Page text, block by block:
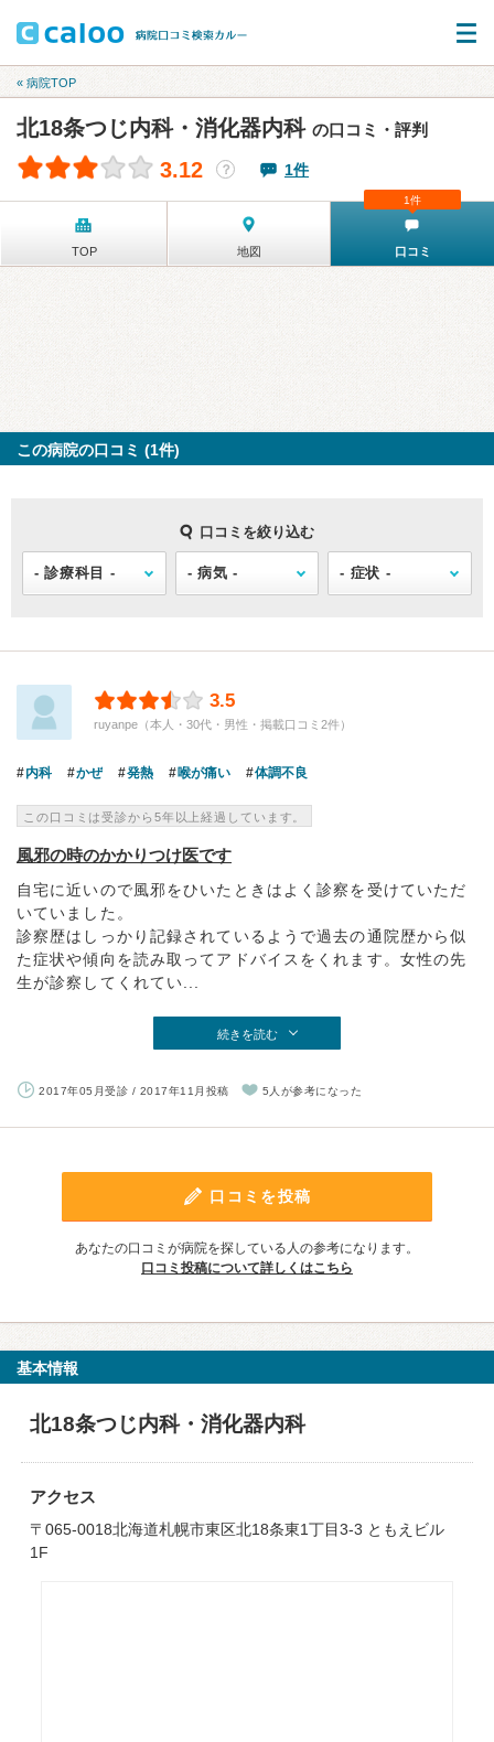
« 病院TOP
北18条つじ内科・消化器内科 の口コミ・評判
3.12 ？ 1件
TOP 地図 口コミ
1件
この病院の口コミ (1件)
口コミを絞り込む
3.5
ruyanpe（本人・30代・男性・掲載口コミ2件）
内科 かぜ 発熱 喉が痛い 体調不良
この口コミは受診から5年以上経過しています。
風邪の時のかかりつけ医です
自宅に近いので風邪をひいたときはよく診察を受けていただ
いていました。
診察歴はしっかり記録されているようで過去の通院歴から似
た症状や傾向を読み取ってアドバイスをくれます。女性の先
生が診察してくれてい...
続きを読む
2017年05月受診 / 2017年11月投稿 5人が参考になった
口コミを投稿
あなたの口コミが病院を探している人の参考になります。
口コミ投稿について詳しくはこちら
基本情報
北18条つじ内科・消化器内科
アクセス
〒065-0018北海道札幌市東区北18条東1丁目3-3 ともえビル
1F